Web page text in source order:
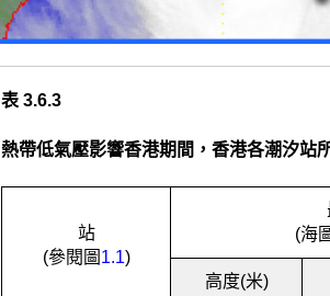
表 3.6.3
熱帶低氣壓影響香港期間，香港各潮汐站
站
(參閱圖 1.1)
(海
高度(米)